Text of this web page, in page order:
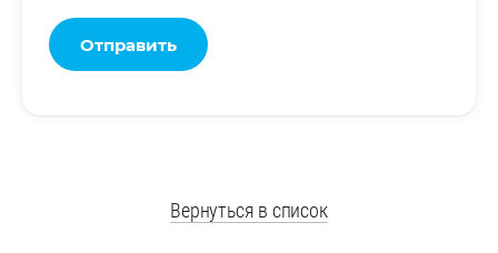
Отправить
Вернуться в список